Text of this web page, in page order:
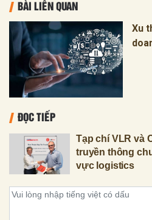
BÀI LIÊN QUAN
Xu
ĐỌC TIẾP
Tạp chí VLR và
truyền thông
vực logistics